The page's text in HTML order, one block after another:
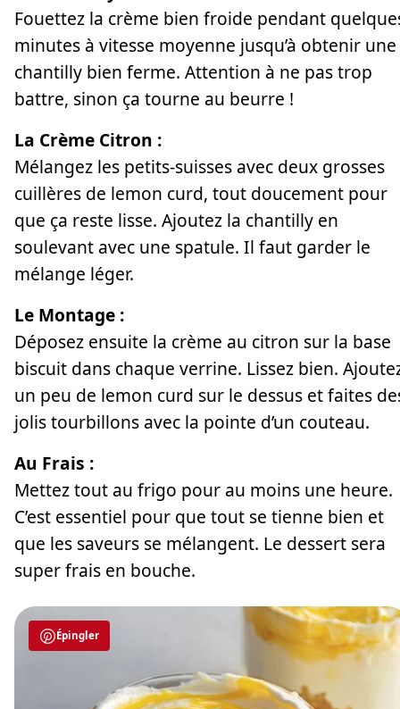
Fouettez la crème bien froide pendant
minutes à vitesse moyenne jusqu’à obtenir une
chantilly bien ferme. Attention à ne pas trop
battre, sinon ça tourne au beurre !
La Crème Citron :
Mélangez les petits-suisses avec deux grosses
cuillères de lemon curd, tout doucement pour
que ça reste lisse. Ajoutez la chantilly en
soulevant avec une spatule. Il faut garder le
mélange léger.
Le Montage :
Déposez ensuite la crème au citron sur la base
biscuit dans chaque verrine. Lissez bien.
un peu de lemon curd sur le dessus et faites
jolis tourbillons avec la pointe d’un couteau.
Au Frais :
Mettez tout au frigo pour au moins une heure.
C’est essentiel pour que tout se tienne bien et
que les saveurs se mélangent. Le dessert sera
super frais en bouche.
Épingler